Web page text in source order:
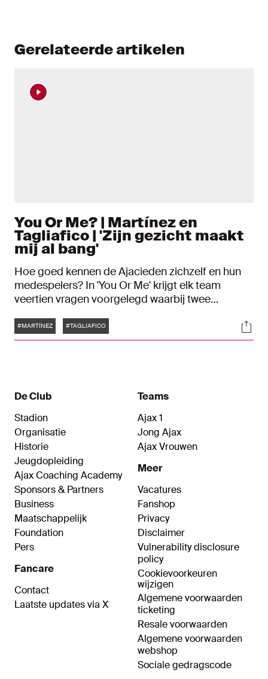
Gerelateerde artikelen
You Or Me? | Martínez en
Tagliafico | 'Zijn gezicht maakt
mij al bang'
Hoe goed kennen de Ajacieden zichzelf en hun
medespelers? In 'You Or Me' krijgt elk team
veertien vragen voorgelegd waarbij twee
toch hun teamgenoot? Als de spelers hetzelfde
bordje omhoog houden, levert dat een punt op.
Tags
#MARTÍNEZ #TAGLIAFICO
De Club
Stadion
Organisatie
Historie
Jeugdopleiding
Ajax Coaching Academy
Sponsors & Partners
Business
Maatschappelijk
Foundation
Pers
Fancare
Contact
Laatste updates via X
Teams
Ajax 1
Jong Ajax
Ajax Vrouwen
Meer
Vacatures
Fanshop
Privacy
Disclaimer
Vulnerability disclosure
policy
Cookievoorkeuren
wijzigen
Algemene voorwaarden
ticketing
Resale voorwaarden
Algemene voorwaarden
webshop
Sociale gedragscode